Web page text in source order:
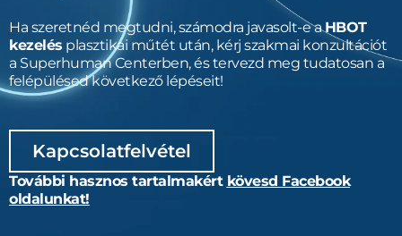
Ha szeretnéd megtudni, számodra javasolt-e aHBOT
kezelés plasztikai műtét után, kérj szakmai konzultációt
a Superhuman Centerben, és tervezd meg tudatosan a
felépülésed következő lépéseit!
Kapcsolatfelvétel
További hasznos tartalmakért kövesd Facebook
oldalunkat!